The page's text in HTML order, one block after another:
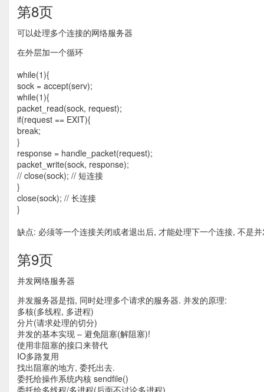
第8页
可以处理多个连接的网络服务器
在外层加一个循环
while(1){
sock = accept(serv);
while(1){
packet_read(sock, request);
if(request == EXIT){
break;
}
response = handle_packet(request);
packet_write(sock, response);
// close(sock); // 短连接
}
close(sock); // 长连接
}
缺点: 必须等一个连接关闭或者退出后, 才能处理下一个连接, 不是
第9页
并发网络服务器
并发服务器是指, 同时处理多个请求的服务器. 并发的原理:
多核(多线程, 多进程)
分片(请求处理的切分)
并发的基本实现 – 避免阻塞(解阻塞)!
使用非阻塞的接口来替代
IO多路复用
找出阻塞的地方, 委托出去.
委托给操作系统内核 sendfile()
委托给多线程/多进程(后面不讨论多进程)